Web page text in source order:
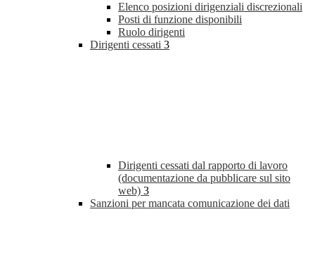
Elenco posizioni dirigenziali discrezionali
Posti di funzione disponibili
Ruolo dirigenti
Dirigenti cessati 3
Dirigenti cessati dal rapporto di lavoro
(documentazione da pubblicare sul sito
web) 3
Sanzioni per mancata comunicazione dei dati